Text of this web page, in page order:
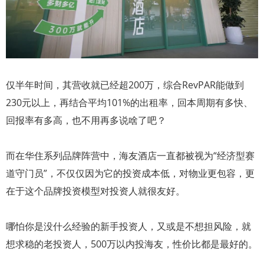
仅半年时间，其营收就已经超200万，综合RevPAR能做到
230元以上，再结合平均101%的出租率，回本周期有多快、
回报率有多高，也不用再多说啥了吧？
而在华住系列品牌阵营中，海友酒店一直都被视为“经济型赛
道守门员”，不仅仅因为它的投资成本低，对物业更包容，更
在于这个品牌投资模型对投资人就很友好。
哪怕你是没什么经验的新手投资人，又或是不想担风险，就
想求稳的老投资人，500万以内投海友，性价比都是最好的。